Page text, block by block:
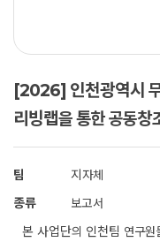
[2026] 인천광역시
리빙랩을 통한 공동창
팀
지자체
종류
보고서
본 사업단의 인천팀 연구